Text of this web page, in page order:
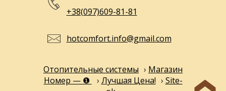
+38(097)609-81-81
hotcomfort.info@gmail.com
Отопительные системы › Магазин
Номер — ❶
› Лучшая Цена! › Site-